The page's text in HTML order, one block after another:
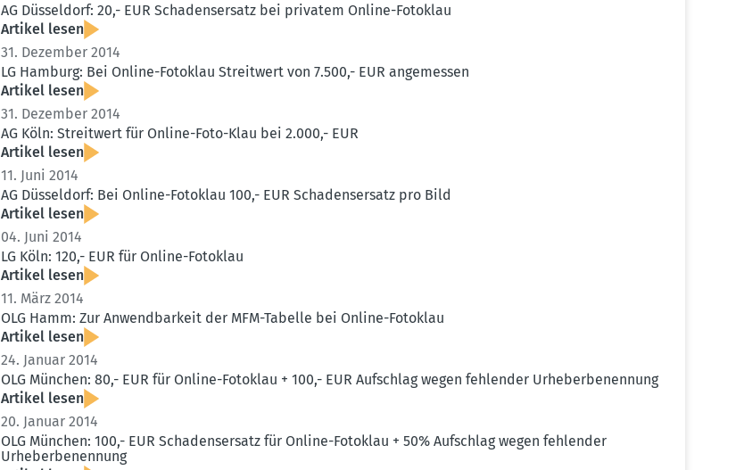
AG Düsseldorf: 20,- EUR Schadens­ersatz bei privatem Online-Fotoklau
Artikel lesen
31. Dezember 2014
LG Hamburg: Bei Online-Fotoklau Streitwert von 7.500,- EUR angemessen
Artikel lesen
31. Dezember 2014
AG Köln: Streitwert für Online-Foto-Klau bei 2.000,- EUR
Artikel lesen
11. Juni 2014
AG Düsseldorf: Bei Online-Fotoklau 100,- EUR Schadens­ersatz pro Bild
Artikel lesen
04. Juni 2014
LG Köln: 120,- EUR für Online-Fotoklau
Artikel lesen
11. März 2014
OLG Hamm: Zur Anwend­barkeit der MFM-Tabelle bei Online-Fotoklau
Artikel lesen
24. Januar 2014
OLG München: 80,- EUR für Online-Fotoklau + 100,- EUR Aufschlag wegen fehlender Urheber­be­nennung
Artikel lesen
20. Januar 2014
OLG München: 100,- EUR Schadens­ersatz für Online-Fotoklau + 50% Aufschlag wegen fehlender
Urheber­be­nennung